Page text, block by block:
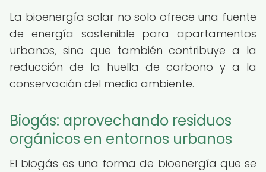
La bioenergía solar no solo ofrece una fuente
de energía sostenible para apartamentos
urbanos, sino que también contribuye a la
reducción de la huella de carbono y a la
conservación del medio ambiente.
Biogás: aprovechando residuos
orgánicos en entornos urbanos
El biogás es una forma de bioenergía que se